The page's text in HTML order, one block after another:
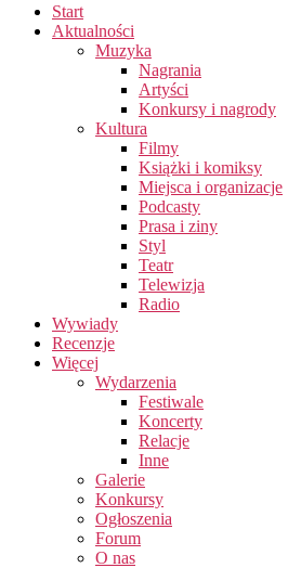
Start
Aktualności
Muzyka
Nagrania
Artyści
Konkursy i nagrody
Kultura
Filmy
Książki i komiksy
Miejsca i organizacje
Podcasty
Prasa i ziny
Styl
Teatr
Telewizja
Radio
Wywiady
Recenzje
Więcej
Wydarzenia
Festiwale
Koncerty
Relacje
Inne
Galerie
Konkursy
Ogłoszenia
Forum
O nas